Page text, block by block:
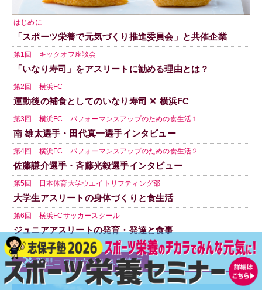
はじめに
「スポーツ栄養で元気づくり推進委員会」と共催企業
第1回 キックオフ座談会
「いなり寿司」をアスリートに勧める理由とは？
第2回 横浜FC
運動後の補食としてのいなり寿司 ✕ 横浜FC
第3回 横浜FC パフォーマンスアップのための食生活１
南 雄太選手・田代真一選手インタビュー
第4回 横浜FC パフォーマンスアップのための食生活２
佐藤謙介選手・斉藤光毅選手インタビュー
第5回 日本体育大学ウエイトリフティング部
大学生アスリートの身体づくりと食生活
第6回 横浜FCサッカースクール
ジュニアアスリートの発育・発達と食事
新型コロナウイルス感染症